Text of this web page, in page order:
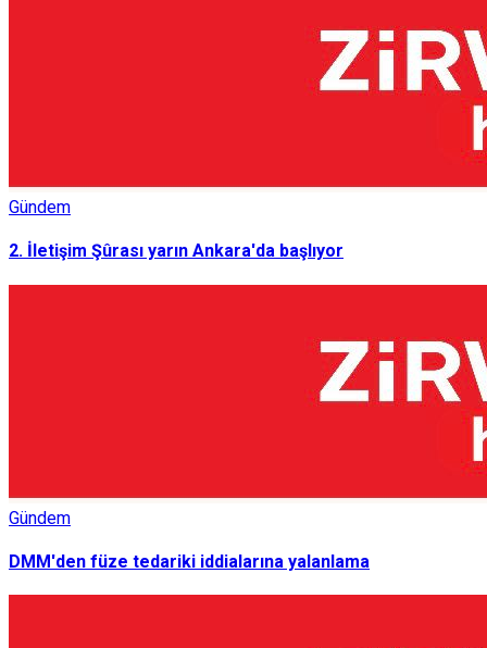
Gündem
2. İletişim Şûrası yarın Ankara'da başlıyor
Gündem
DMM'den füze tedariki iddialarına yalanlama